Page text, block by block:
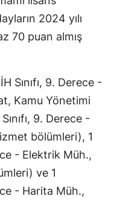
2024 yılı
70 puan almış
Sınıfı, 9. Derece -
Kamu Yönetimi
9. Derece -
bölümleri), 1
- Elektrik Müh.,
ve 1
- Harita Müh.,